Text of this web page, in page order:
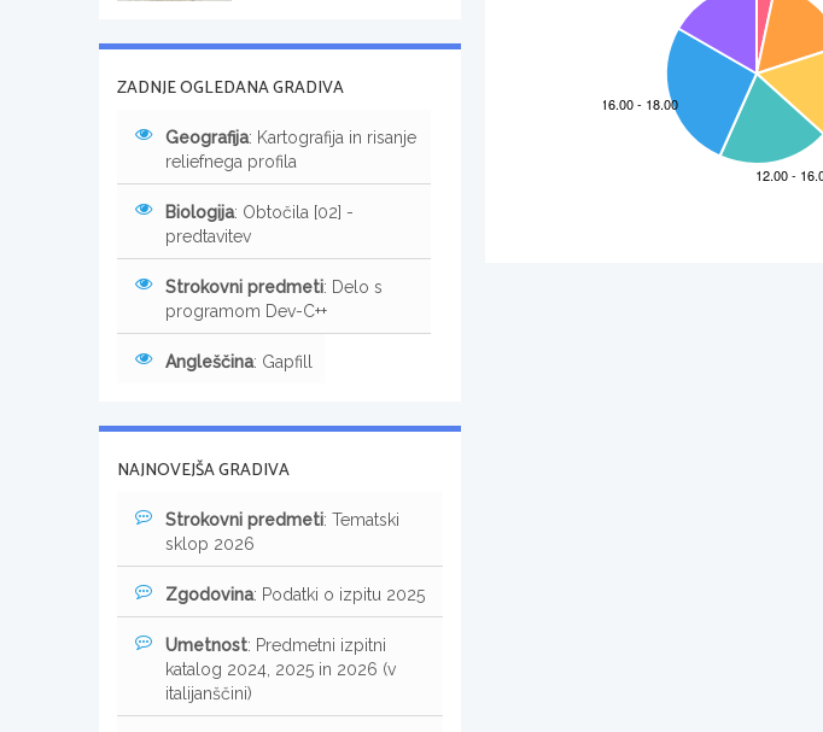
ZADNJE OGLEDANA GRADIVA
Geografija: Kartografija in risanje
reliefnega profila
Biologija: Obtočila [02] -
predtavitev
Strokovni predmeti: Delo s
programom Dev-C++
Angleščina: Gapfill
NAJNOVEJŠA GRADIVA
Strokovni predmeti: Tematski
sklop 2026
Zgodovina: Podatki o izpitu 2025
Umetnost: Predmetni izpitni
katalog 2024, 2025 in 2026 (v
italijanščini)